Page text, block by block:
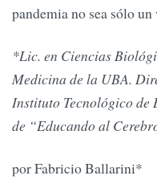
pandemia no sea sólo un
*Lic. en Ciencias
Medicina de la UBA.
Instituto Tecnológico de
de “Educando al
por Fabricio Ballarini*